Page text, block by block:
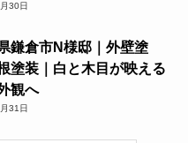
30日
鎌倉市N様邸｜外壁塗
塗装｜白と木目が映える
観へ
31日